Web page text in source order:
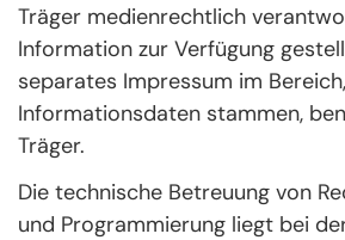
Träger medienrechtlich
Information zur Verfügung
separates Impressum im
Informationsdaten stammen,
Träger.
Die technische Betreuung von
und Programmierung liegt bei